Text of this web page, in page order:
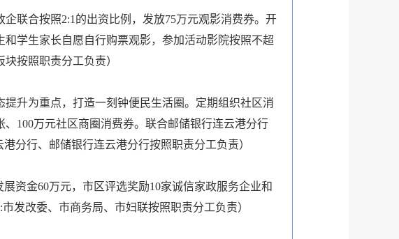
联合按照2:1的出资比例，发放75万元观影消费券。开
学生家长自愿自行购票观影，参加活动影院按照不超
按照职责分工负责）
升为重点，打造一刻钟便民生活圈。定期组织社区消
100万元社区商圈消费券。联合邮储银行连云港分行
分行、邮储银行连云港分行按照职责分工负责）
资金60万元，市区评选奖励10家诚信家政服务企业和
发改委、市商务局、市妇联按照职责分工负责）